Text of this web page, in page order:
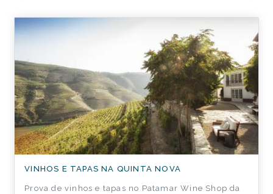
VINHOS E TAPAS NA QUINTA NOVA
Prova de vinhos e tapas no Patamar Wine Shop da